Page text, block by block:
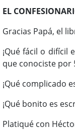
EL
Gracias Papá, el
¡Qué fácil o difícil
que conociste por
¡Qué complicado
¡Qué bonito es
Platiqué con